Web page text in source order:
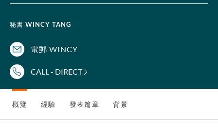
秘書 WINCY TANG
電郵 WINCY
CALL - DIRECT
概覽 經驗 發表篇章 背景